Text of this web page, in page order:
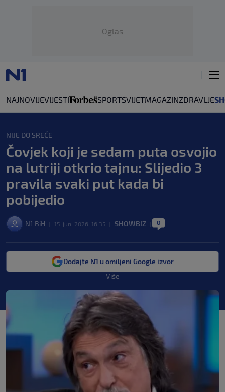
Oglas
NAJNOVIJEVIJESTI SPORTSVIJETMAGAZINZDRAVLJE
NIJE DO SREĆE
Čovjek koji je sedam puta osvojio
na lutriji otkrio tajnu: Slijedio 3
pravila svaki put kada bi
pobijedio
N1 BiH 15. jun. 2026. 16:35 SHOWBIZ 0
Dodajte N1 u omiljeni Google izvor
Više